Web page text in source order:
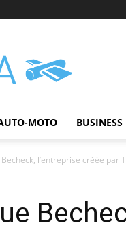
MOTO BUSINESS
Becheck, l’entreprise créée par